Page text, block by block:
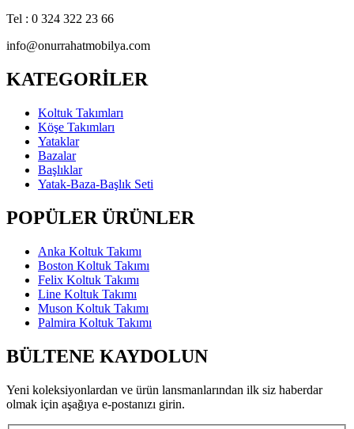
Tel : 0 324 322 23 66
info@onurrahatmobilya.com
KATEGORİLER
Koltuk Takımları
Köşe Takımları
Yataklar
Bazalar
Başlıklar
Yatak-Baza-Başlık Seti
POPÜLER ÜRÜNLER
Anka Koltuk Takımı
Boston Koltuk Takımı
Felix Koltuk Takımı
Line Koltuk Takımı
Muson Koltuk Takımı
Palmira Koltuk Takımı
BÜLTENE KAYDOLUN
Yeni koleksiyonlardan ve ürün lansmanlarından ilk siz haberdar
olmak için aşağıya e-postanızı girin.